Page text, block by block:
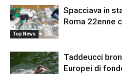
Top News
Spacciava in
Roma 22enne
Taddeucci
Europei di